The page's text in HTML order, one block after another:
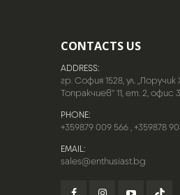
CONTACTS US
ADDRESS:
гр. София 1528, ул.
Топракчиев“ 11, ет. 2, офис
PHONE:
+359879 009 566,+359878
EMAIL:
sales@enthusiast.bg